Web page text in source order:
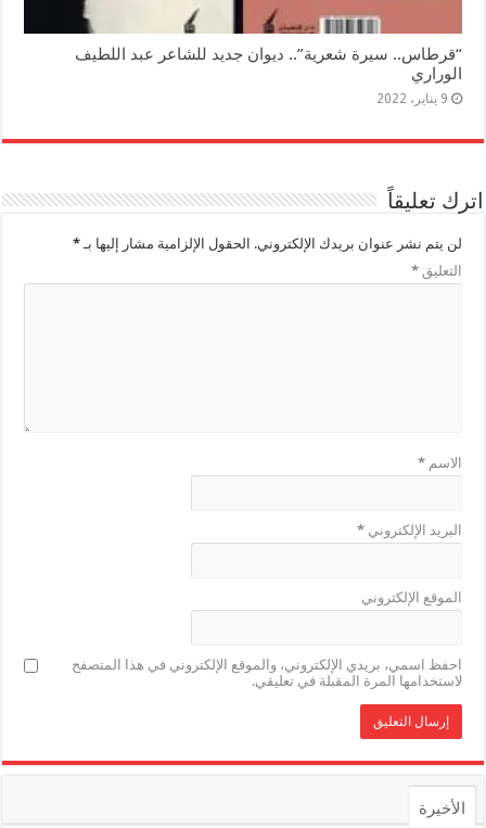
“قرطاس.. سيرة شعرية”.. ديوان جديد للشاعر عبد اللطيف
الوراري
9 يناير، 2022
اترك تعليقاً
لن يتم نشر عنوان بريدك الإلكتروني. الحقول الإلزامية مشار إليها بـ*
التعليق*
الاسم*
البريد الإلكتروني*
الموقع الإلكتروني
احفظ اسمي، بريدي الإلكتروني، والموقع الإلكتروني في هذا المتصفح
لاستخدامها المرة المقبلة في تعليقي.
الأخيرة